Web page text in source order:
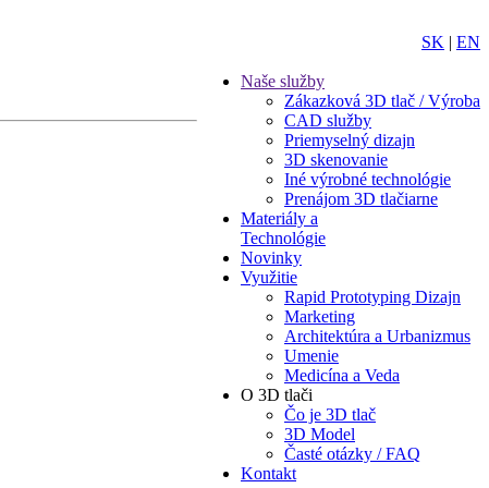
SK | EN
Naše služby
Zákazková 3D tlač / Výroba
CAD služby
Priemyselný dizajn
3D skenovanie
Iné výrobné technológie
Prenájom 3D tlačiarne
Materiály a
Technológie
Novinky
Využitie
Rapid Prototyping Dizajn
Marketing
Architektúra a Urbanizmus
Umenie
Medicína a Veda
O 3D tlači
Čo je 3D tlač
3D Model
Časté otázky / FAQ
Kontakt